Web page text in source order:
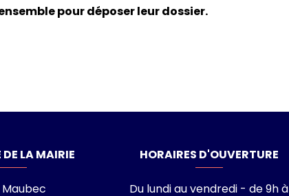
pour déposer leur dossier.
Touch
DE LA MAIRIE
Maubec
HORAIRES D'OUVERTURE
Du lundi au vendredi - de 9h à